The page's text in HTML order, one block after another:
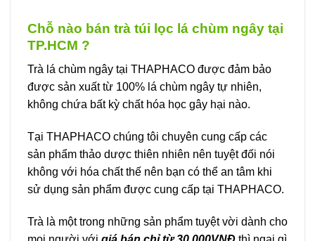
Chỗ nào bán trà túi lọc lá chùm ngây tại
TP.HCM ?
Trà lá chùm ngây tại THAPHACO được đảm bảo
được sản xuất từ 100% lá chùm ngây tự nhiên,
không chứa bất kỳ chất hóa học gây hại nào.
Tại THAPHACO chúng tôi chuyên cung cấp các
sản phẩm thảo dược thiên nhiên nên tuyệt đối nói
không với hóa chất thế nên bạn có thể an tâm khi
sử dụng sản phẩm được cung cấp tại THAPHACO.
Trà là một trong những sản phẩm tuyệt vời dành cho